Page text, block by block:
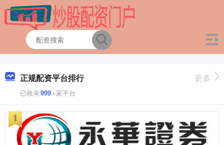
正规配资平台排行
已收录999+家平台
更多